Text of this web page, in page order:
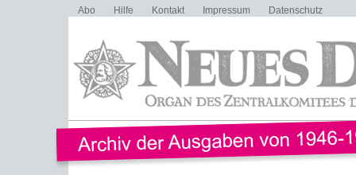
Abo Hilfe Kontakt Impressum Datenschutz